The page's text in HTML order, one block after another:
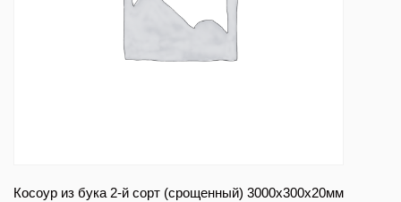
Косоур из бука 2-й сорт (срощенный) 3000x300x20мм